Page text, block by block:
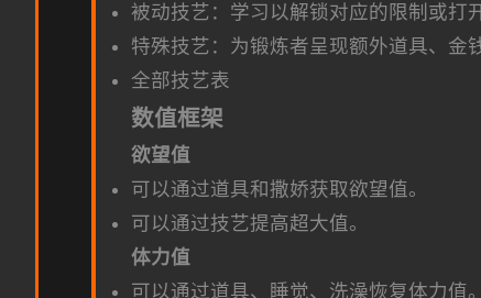
被动技艺：学习以解锁对应的限制或打
特殊技艺：为锻炼者呈现额外道具、金
全部技艺表
数值框架
欲望值
可以通过道具和撒娇获取欲望值。
可以通过技艺提高超大值。
体力值
可以通过道具、睡觉、洗澡恢复体力值。